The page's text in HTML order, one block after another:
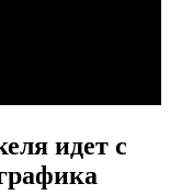
идет с